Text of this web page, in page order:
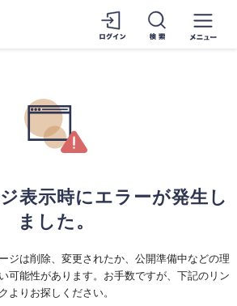
表示時にエラーが発生し
ました。
ジは削除、変更されたか、公開準備中などの理
可能性があります。お手数ですが、下記のリン
クよりお探しください。